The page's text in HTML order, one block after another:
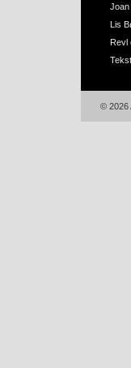
Lis
Revl
© 2026